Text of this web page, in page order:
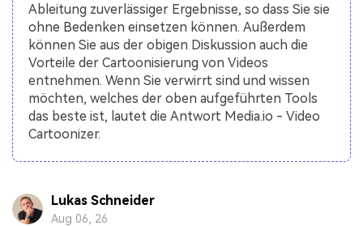
Ableitung zuverlässiger Ergebnisse, so dass Sie sie
ohne Bedenken einsetzen können. Außerdem
können Sie aus der obigen Diskussion auch die
Vorteile der Cartoonisierung von Videos
entnehmen. Wenn Sie verwirrt sind und wissen
möchten, welches der oben aufgeführten Tools
das beste ist, lautet die Antwort Media.io - Video
Cartoonizer.
Lukas Schneider
Aug 06, 26